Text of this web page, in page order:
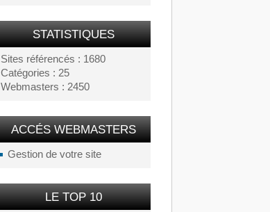
STATISTIQUES
Sites référencés : 1680
Catégories : 25
Webmasters : 2450
ACCÉS WEBMASTERS
Gestion de votre site
LE TOP 10